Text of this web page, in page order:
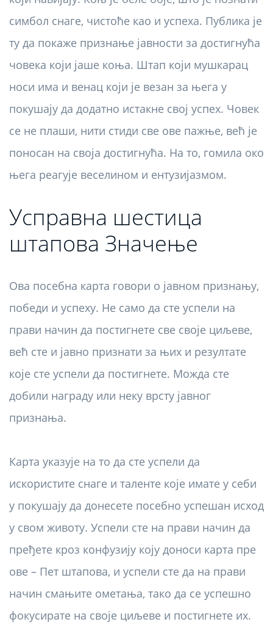
симбол снаге, чистоће као и успеха. Публика је
ту да покаже признање јавности за достигнућа
човека који јаше коња. Штап који мушкарац
носи има и венац који је везан за њега у
покушају да додатно истакне свој успех. Човек
се не плаши, нити стиди све ове пажње, већ је
поносан на своја достигнућа. На то, гомила око
њега реагује веселином и ентузијазмом.
Усправна шестица
штапова Значење
Ова посебна карта говори о јавном признању,
победи и успеху. Не само да сте успели на
прави начин да постигнете све своје циљеве,
већ сте и јавно признати за њих и резултате
које сте успели да постигнете. Можда сте
добили награду или неку врсту јавног
признања.
Карта указује на то да сте успели да
искористите снаге и таленте које имате у себи
у покушају да донесете посебно успешан исход
у свом животу. Успели сте на прави начин да
пређете кроз конфузију коју доноси карта пре
ове – Пет штапова, и успели сте да на прави
начин смањите ометања, тако да се успешно
фокусирате на своје циљеве и постигнете их.